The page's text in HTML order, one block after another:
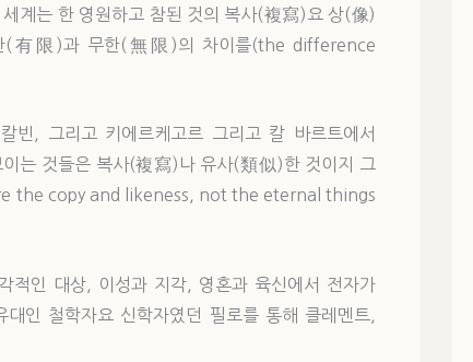
계는 한 영원하고 참된 것의 복사(複寫)요 상(像)
(有限)과 무한(無限)의 차이를(the difference
, 그리고 키에르케고르 그리고 칼 바르트에서
이는 것들은 복사(複寫)나 유사(類似)한 것이지 그
the copy and likeness, not the eternal things
적인 대상, 이성과 지각, 영혼과 육신에서 전자가
인 철학자요 신학자였던 필로를 통해 클레멘트,